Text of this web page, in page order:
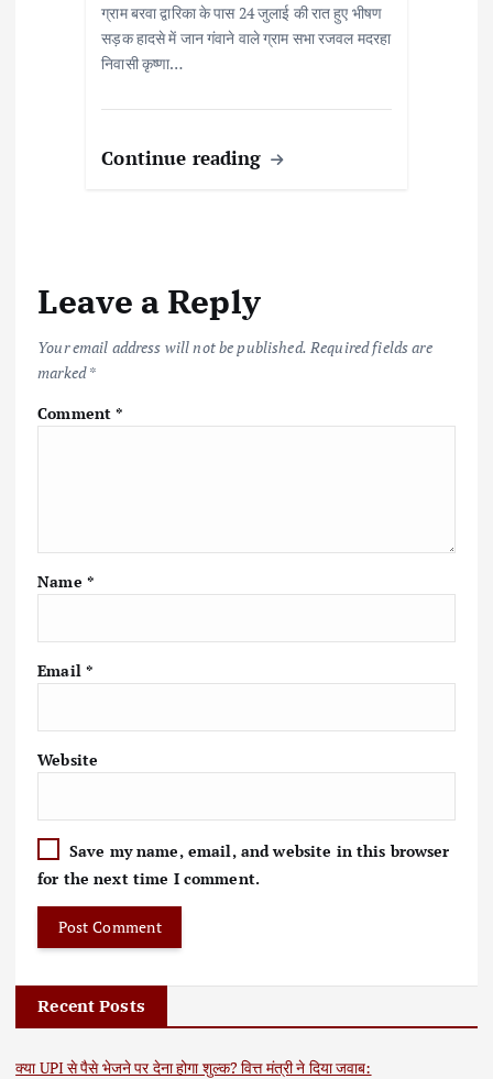
ग्राम बरवा द्वारिका के पास 24 जुलाई की रात हुए भीषण
सड़क हादसे में जान गंवाने वाले ग्राम सभा रजवल मदरहा
निवासी कृष्णा…
Continue reading
Leave a Reply
Your email address will not be published. Required fields are
marked*
Comment*
Name *
Email *
Website
Save my name, email, and website in this browser
for the next time I comment.
Recent Posts
क्या UPI से पैसे भेजने पर देना होगा शुल्क? वित्त मंत्री ने दिया जवाब: